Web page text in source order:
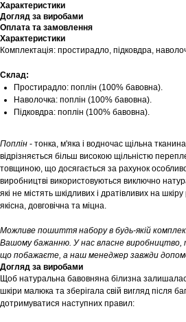
Характеристики
Догляд за виробами
Оплата та замовлення
Характеристики
Комплектація: простирадло, підковдра,
Склад:
Простирадло: поплін (100% бавовна).
Наволочка: поплін (100% бавовна).
Підковдра: поплін (100% бавовна).
Поплін - тонка, м'яка і водночас щільна
відрізняється більш високою щільністю
товщиною, що досягається за рахунок
виробництві використовуються виключно
які не містять шкідливих і дратівливих на
якісна, довговічна та міцна.
Можливе пошиття набору в будь-якій
Вашому бажанню. У нас власне
що побажаєте, а наш менеджер завжди
Догляд за виробами
Щоб натуральна бавовняна білизна
шкіри малюка та зберігала свій вигляд після
дотримуватися наступних правил: